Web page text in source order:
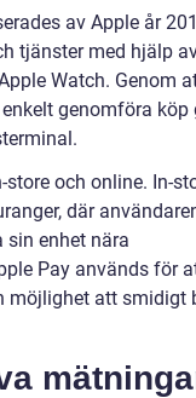
av Apple år
tjänster med hjälp
Watch. Genom
genomföra köp
och online. In-
där
enhet nära
Pay används för
möjlighet att smidigt